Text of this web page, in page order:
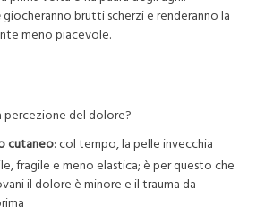
giocheranno brutti scherzi e renderanno la
meno piacevole.
percezione del dolore?
cutaneo: col tempo, la pelle invecchia
fragile e meno elastica; è per questo che
il dolore è minore e il trauma da